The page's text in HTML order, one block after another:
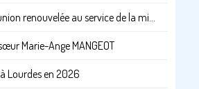
renouvelée au service de la mi...
Marie-Ange MANGEOT
Lourdes en 2026